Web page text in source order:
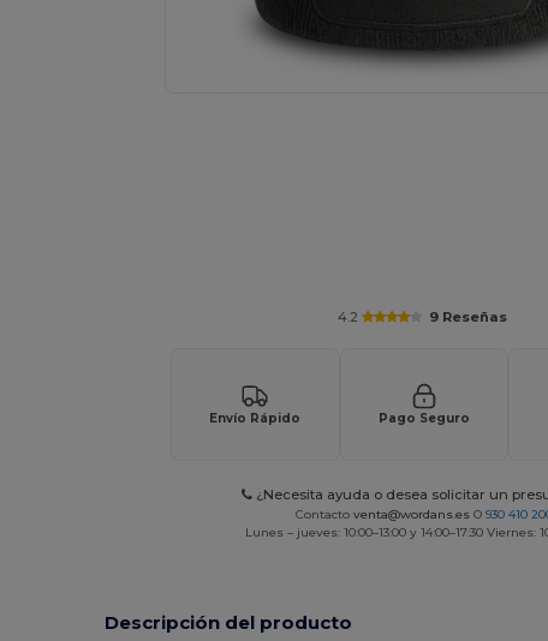
4.2 9 Reseñas
Envío Rápido Pago Seguro
¿Necesita ayuda o desea solicitar un
Contacto venta@wordans.es O 930 410
Lunes – jueves: 10:00–13:00 y 14:00–17:30 Viernes:
Descripción del producto